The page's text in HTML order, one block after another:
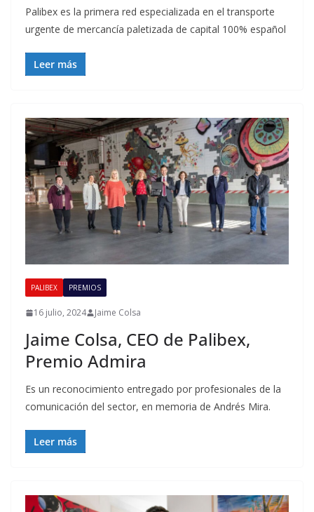
Palibex es la primera red especializada en el transporte
urgente de mercancía paletizada de capital 100% español
Leer más
PALIBEX PREMIOS
16 julio, 2024 Jaime Colsa
Jaime Colsa, CEO de Palibex,
Premio Admira
Es un reconocimiento entregado por profesionales de la
comunicación del sector, en memoria de Andrés Mira.
Leer más